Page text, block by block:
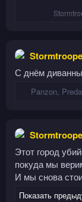
Р
и
и
:
С днём
Р
ц
и
:
Panzon,
Этот город
покуда мы
И мы снова
Показать